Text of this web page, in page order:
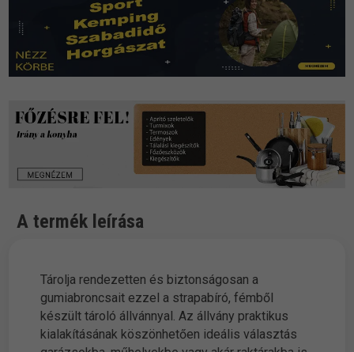
A termék leírása
Tárolja rendezetten és biztonságosan a
gumiabroncsait ezzel a strapabíró, fémből
készült tároló állvánnyal. Az állvány praktikus
kialakításának köszönhetően ideális választás